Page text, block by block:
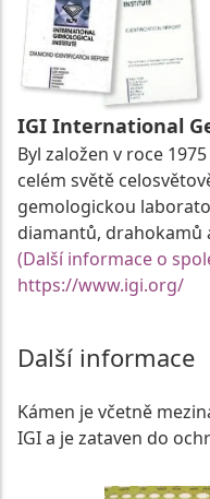
IGI International
Byl založen v roce
celém světě
gemologickou
diamantů, drahokamů
(Další informace o
https://www.igi.org/
Další informace
Kámen je včetně
IGI a je zataven do